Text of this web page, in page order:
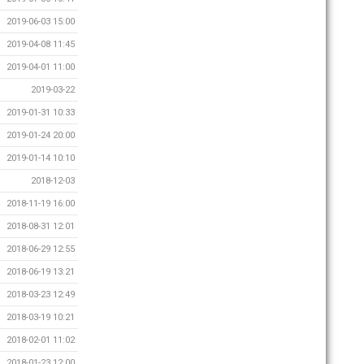
2019-06-03 15:00
2019-04-08 11:45
2019-04-01 11:00
2019-03-22
2019-01-31 10:33
2019-01-24 20:00
2019-01-14 10:10
2018-12-03
2018-11-19 16:00
2018-08-31 12:01
2018-06-29 12:55
2018-06-19 13:21
2018-03-23 12:49
2018-03-19 10:21
2018-02-01 11:02